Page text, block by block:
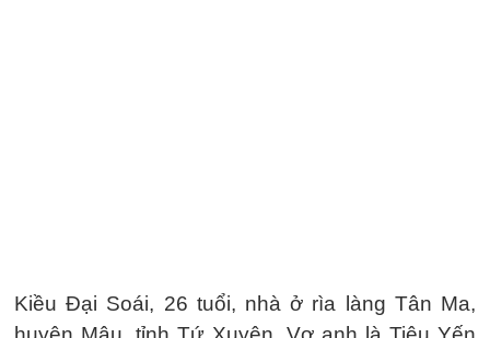
Kiều Đại Soái, 26 tuổi, nhà ở rìa làng Tân Ma,